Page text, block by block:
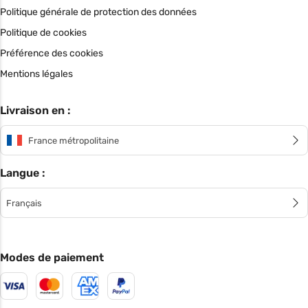
Politique générale de protection des données
Politique de cookies
Préférence des cookies
Mentions légales
Livraison en :
France métropolitaine
Langue :
Français
Modes de paiement